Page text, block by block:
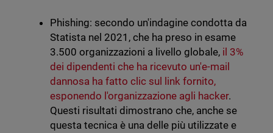
Phishing: secondo un'indagine condotta da
Statista nel 2021, che ha preso in esame
3.500 organizzazioni a livello globale, il 3%
dei dipendenti che ha ricevuto un'e-mail
dannosa ha fatto clic sul link fornito,
esponendo l'organizzazione agli hacker.
Questi risultati dimostrano che, anche se
questa tecnica è una delle più utilizzate e